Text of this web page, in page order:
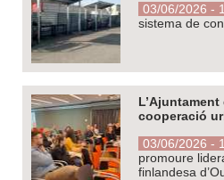
03/06/2026 -
sistema de
cooperació
03/06/2026 -
promoure
finlandesa